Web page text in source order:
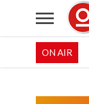
ON AIR